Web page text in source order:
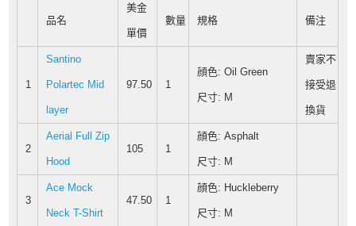
品名
美金
單價
數量 規格 備注
1
Santino
Polartec Mid
layer
97.50 1
顔色: Oil Green
尺寸: M
賣家不
接受退
換貨
2
Aerial Full Zip
Hood
105 1
顔色: Asphalt
尺寸: M
3
Ace Mock
Neck T-Shirt
47.50 1
顔色: Huckleberry
尺寸: M